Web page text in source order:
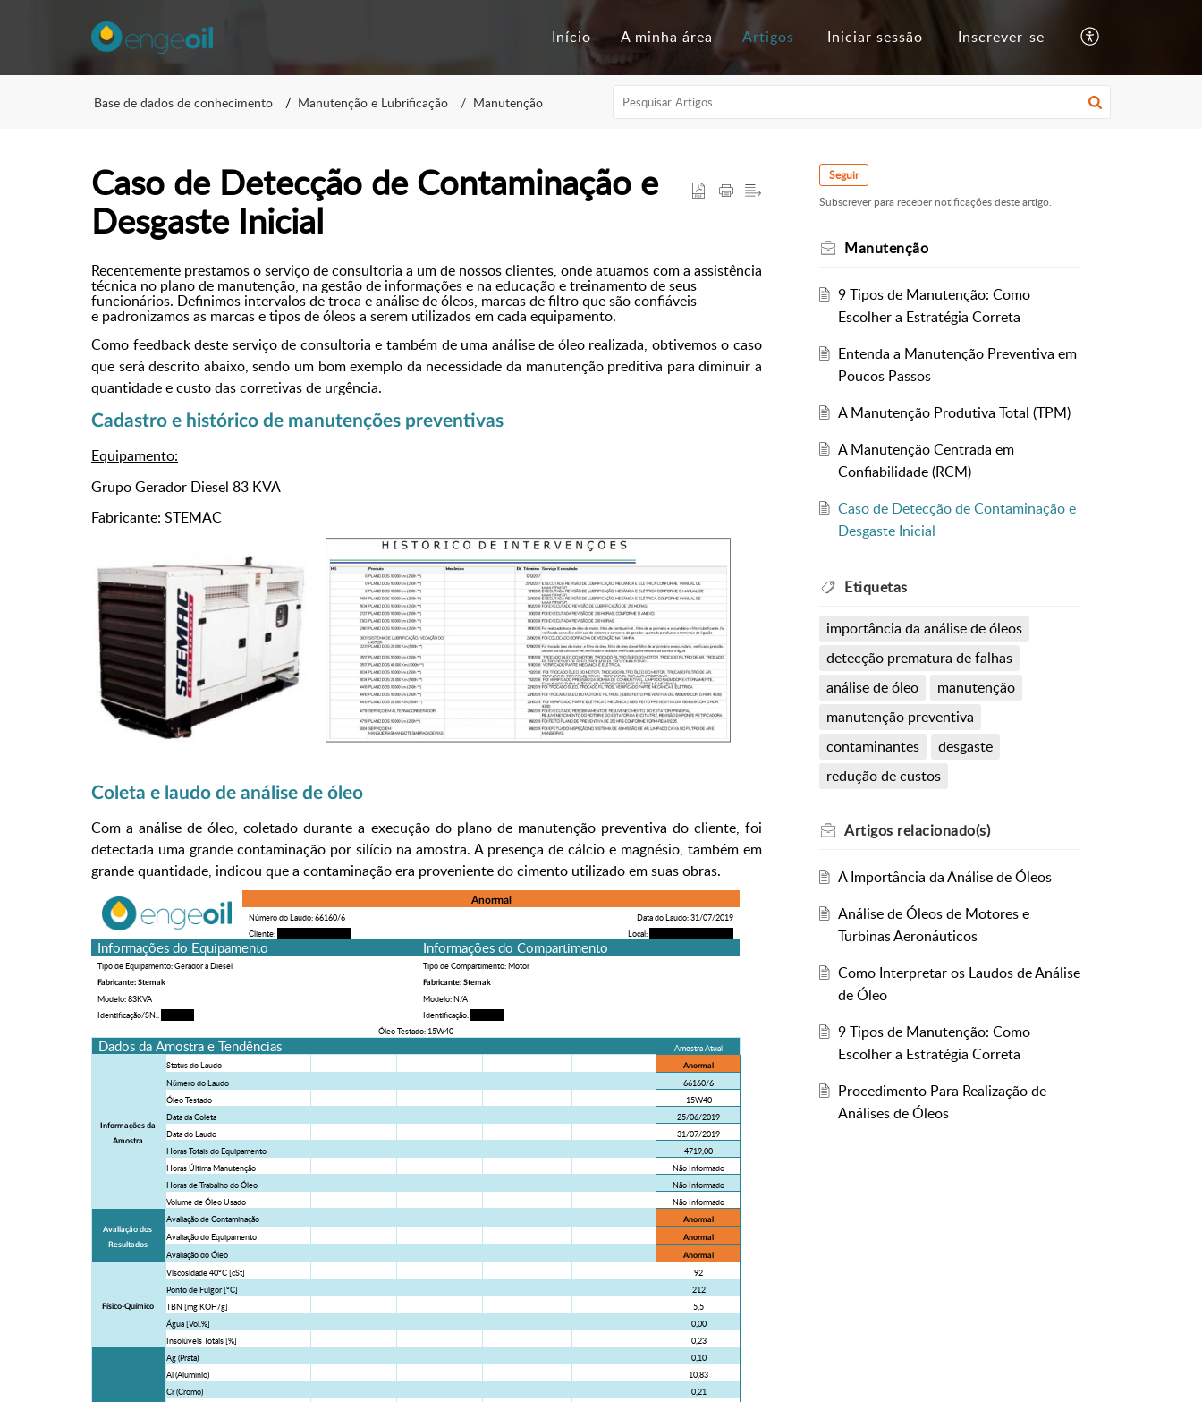
Início A minha área Artigos Iniciar sessão Inscrever-se
Base de dados de conhecimento Manutenção e Lubrificação Manutenção
Caso de Detecção de Contaminação e
Desgaste Inicial
Recentemente prestamos o serviço de consultoria a um de nossos clientes, onde atuamos com a assistência
técnica no plano de manutenção, na gestão de informações e na educação e treinamento de seus
funcionários. Definimos intervalos de troca e análise de óleos, marcas de filtro que são confiáveis
e padronizamos as marcas e tipos de óleos a serem utilizados em cada equipamento.
Como feedback deste serviço de consultoria e também de uma análise de óleo realizada, obtivemos o caso
que será descrito abaixo, sendo um bom exemplo da necessidade da manutenção preditiva para diminuir a
quantidade e custo das corretivas de urgência.
Cadastro e histórico de manutenções preventivas
Equipamento:
Grupo Gerador Diesel 83 KVA
Fabricante: STEMAC
Coleta e laudo de análise de óleo
Com a análise de óleo, coletado durante a execução do plano de manutenção preventiva do cliente, foi
detectada uma grande contaminação por silício na amostra. A presença de cálcio e magnésio, também em
grande quantidade, indicou que a contaminação era proveniente do cimento utilizado em suas obras.
Anormal
Número do Laudo: 66160/6
Data do Laudo: 31/07/2019
Cliente:
Local:
Informações do Equipamento Informações do Compartimento
Tipo de Equipamento: Gerador a Diesel Tipo de Compartimento: Motor
Fabricante: Stemak Fabricante: Stemak
Modelo: 83KVA
Modelo: N/A
Identificação/SN.:
Identificação:
Óleo Testado: 15W40
Dados da Amostra e Tendências Amostra Atual
Informações da
Amostra
Status do Laudo Anormal
Número do Laudo
66160/6
Óleo Testado
15W40
Data da Coleta
25/06/2019
Data do Laudo
31/07/2019
Horas Totais do Equipamento
4719,00
Horas Última Manutenção
Não Informado
Horas de Trabalho do Óleo
Não Informado
Volume de Óleo Usado
Não Informado
Avaliação dos
Resultados
Avaliação de Contaminação Anormal
Avaliação do Equipamento Anormal
Avaliação do Óleo Anormal
Físico-Químico
Viscosidade 40ºC [cSt]
92
Ponto de Fulgor [ºC]
212
TBN [mg KOH/g]
5,5
Água [Vol.%]
0,00
Insolúveis Totais [%]
0,23
Ag (Prata)
0,10
Al (Alumínio)
10,83
Cr (Cromo)
0,21
Seguir
Subscrever para receber notificações deste artigo.
Manutenção
9 Tipos de Manutenção: Como
Escolher a Estratégia Correta
Entenda a Manutenção Preventiva em
Poucos Passos
A Manutenção Produtiva Total (TPM)
A Manutenção Centrada em
Confiabilidade (RCM)
Caso de Detecção de Contaminação e
Desgaste Inicial
Etiquetas
importância da análise de óleos
detecção prematura de falhas
análise de óleo
manutenção
manutenção preventiva
contaminantes
desgaste
redução de custos
Artigos relacionado(s)
A Importância da Análise de Óleos
Análise de Óleos de Motores e
Turbinas Aeronáuticos
Como Interpretar os Laudos de Análise
de Óleo
9 Tipos de Manutenção: Como
Escolher a Estratégia Correta
Procedimento Para Realização de
Análises de Óleos